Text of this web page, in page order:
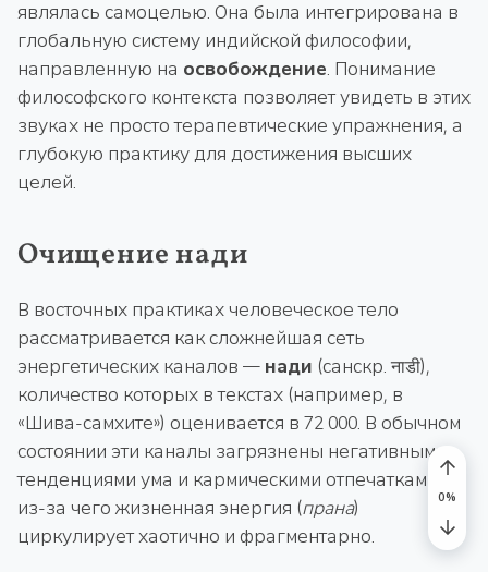
являлась самоцелью. Она была интегрирована в
глобальную систему индийской философии,
направленную на освобождение. Понимание
философского контекста позволяет увидеть в этих
звуках не просто терапевтические упражнения, а
глубокую практику для достижения высших
целей.
Очищение нади
В восточных практиках человеческое тело
рассматривается как сложнейшая сеть
энергетических каналов — нади (санскр. नाडी),
количество которых в текстах (например, в
«Шива-самхите») оценивается в 72 000. В обычном
состоянии эти каналы загрязнены негативными
тенденциями ума и кармическими отпечатками,
из-за чего жизненная энергия (прана)
циркулирует хаотично и фрагментарно.